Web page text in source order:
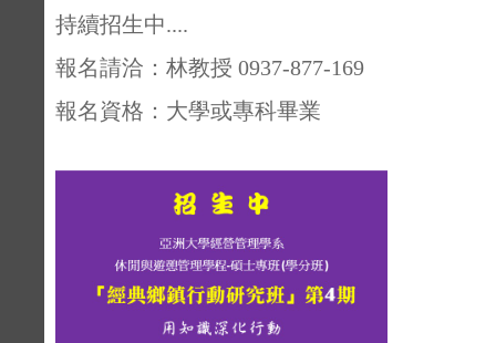
持續招生中....
報名請洽：林教授 0937-877-169
報名資格：大學或專科畢業